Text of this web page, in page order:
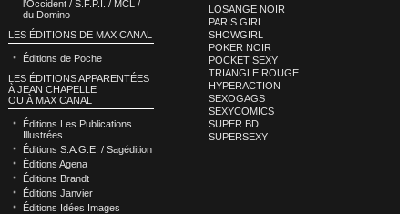
l’Occident / S.F.P.I. / MCL /
du Domino
LES ÉDITIONS DE MAX CANAL
Éditions de Poche
LES ÉDITIONS APPARENTÉES
À JEAN CHAPELLE
OU À MAX CANAL
Éditions Les Publications
Illustrées
Éditions S.A.G.E. / Sagédition
Éditions Agena
Éditions Brandt
Éditions Janvier
Éditions Idées Images
LOSANGE NOIR
PARIS GIRL
SHOWGIRL
POKER NOIR
POCKET SEXY
TRIANGLE ROUGE
HYPERACTION
SEXOGAGS
SEXYCOMICS
SUPER BD
SUPERSEXY